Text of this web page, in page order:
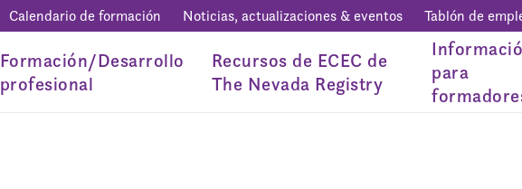
Calendario de formación Noticias, actualizaciones & eventos Tablón de
Formación/Desarrollo
profesional
Recursos de ECEC de
The Nevada Registry
para